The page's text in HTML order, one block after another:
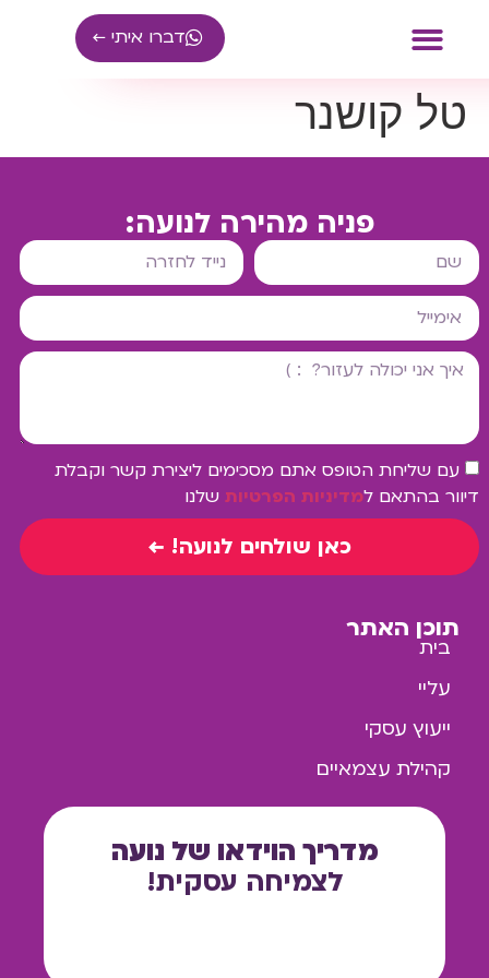
דברו איתי ←
טל קושנר
תוכן האתר
בית
עליי
ייעוץ עסקי
קהילת עצמאיים
מדריך הוידאו של נועה
לצמיחה עסקית!
פניה מהירה לנועה:
עם שליחת הטופס אתם מסכימים ליצירת קשר וקבלת
דיוור בהתאם למדיניות הפרטיותשלנו
כאן שולחים לנועה! ←